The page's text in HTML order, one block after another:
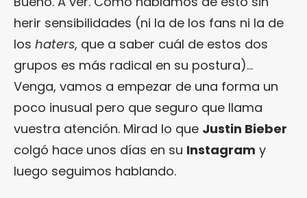
herir sensibilidades (ni la de los fans ni la de
los haters, que a saber cuál de estos dos
grupos es más radical en su postura)…
Venga, vamos a empezar de una forma un
poco inusual pero que seguro que llama
vuestra atención. Mirad lo que Justin Bieber
colgó hace unos días en su Instagram y
luego seguimos hablando.